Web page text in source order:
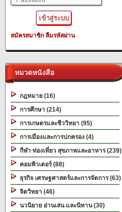
สมัครสมาชิก ลืมรหัสผ่าน
หมวดหนังสือ
กฎหมาย (16)
การศึกษา (214)
การเกษตรและชีววิทยา (95)
การเมืองและการปกครอง (4)
กีฬา ท่องเที่ยว สุขภาพและอาหาร (239)
คอมพิวเตอร์ (88)
ธุรกิจ เศรษฐศาสตร์และการจัดการ (63)
จิตวิทยา (46)
นวนิยาย อ่านเล่น และนิทาน (30)